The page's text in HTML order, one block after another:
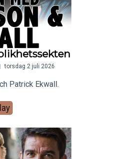
torsdag 2 juli 2026
Patrick Ekwall.